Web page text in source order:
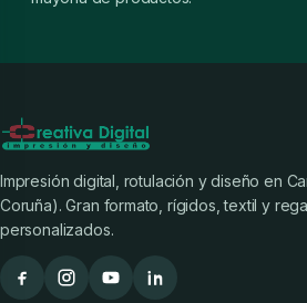
Impresión digital, rotulación y diseño en
Coruña). Gran formato, rígidos, textil y
personalizados.